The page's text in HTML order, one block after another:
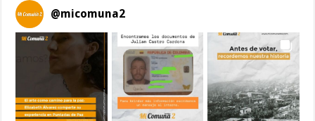
@micomuna2